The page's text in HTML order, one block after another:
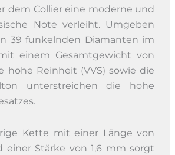
dem Collier eine moderne und
Note verleiht. Umgeben
39 funkelnden Diamanten im
einem Gesamtgewicht von
hohe Reinheit (VVS) sowie die
unterstreichen die hohe
Kette mit einer Länge von
einer Stärke von 1,6 mm sorgt